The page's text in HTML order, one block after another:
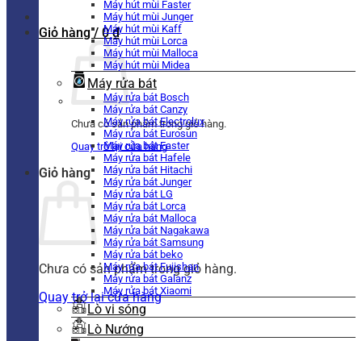
Giỏ hàng / 0₫
Chưa có sản phẩm trong giỏ hàng.
Quay trở lại cửa hàng
Giỏ hàng
Chưa có sản phẩm trong giỏ hàng.
Quay trở lại cửa hàng
Máy hút mùi Faster
Máy hút mùi Junger
Máy hút mùi Kaff
Máy hút mùi Lorca
Máy hút mùi Malloca
Máy hút mùi Midea
Máy rửa bát
Máy rửa bát Bosch
Máy rửa bát Canzy
Máy rửa bát Electrolux
Máy rửa bát Eurosun
Máy rửa bát Faster
Máy rửa bát Hafele
Máy rửa bát Hitachi
Máy rửa bát Junger
Máy rửa bát LG
Máy rửa bát Lorca
Máy rửa bát Malloca
Máy rửa bát Nagakawa
Máy rửa bát Samsung
Máy rửa bát beko
Máy rửa bát Fujishan
Máy rửa bát Galanz
Máy rửa bát Xiaomi
Lò vi sóng
Lò Nướng